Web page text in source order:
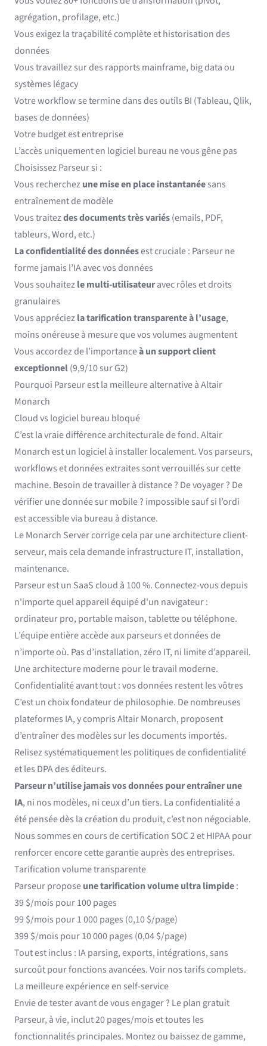
agrégation, profilage, etc.)
Vous exigez la traçabilité complète et historisation des
données
Vous travaillez sur des rapports mainframe, big data ou
systèmes légacy
Votre workflow se termine dans des outils BI (Tableau, Qlik,
bases de données)
Votre budget est entreprise
L’accès uniquement en logiciel bureau ne vous gêne pas
Choisissez Parseur si :
Vous recherchezune mise en place instantanéesans
entraînement de modèle
Vous traitezdes documents très variés(emails, PDF,
tableurs, Word, etc.)
La confidentialité des donnéesest cruciale : Parseur ne
forme jamais l’IA avec vos données
Vous souhaitezle multi-utilisateuravec rôles et droits
granulaires
Vous appréciezla tarification transparente à l’usage,
moins onéreuse à mesure que vos volumes augmentent
Vous accordez de l’importanceà un support client
exceptionnel(9,9/10 sur G2)
Pourquoi Parseur est la meilleure alternative à Altair
Monarch
Cloud vs logiciel bureau bloqué
C’est la vraie différence architecturale de fond. Altair
Monarch est un logiciel à installer localement. Vos parseurs,
workflows et données extraites sont verrouillés sur cette
machine. Besoin de travailler à distance ? De voyager ? De
vérifier une donnée sur mobile ? impossible sauf si l’ordi
est accessible via bureau à distance.
Le Monarch Server corrige cela par une architecture client-
serveur, mais cela demande infrastructure IT, installation,
maintenance.
Parseur est un SaaS cloud à 100 %. Connectez-vous depuis
n'importe quel appareil équipé d'un navigateur :
ordinateur pro, portable maison, tablette ou téléphone.
L’équipe entière accède aux parseurs et données de
n’importe où. Pas d’installation, zéro IT, ni limite d’appareil.
Une architecture moderne pour le travail moderne.
Confidentialité avant tout : vos données restent les vôtres
C’est un choix fondateur de philosophie. De nombreuses
plateformes IA, y compris Altair Monarch, proposent
d’entraîner des modèles sur les documents importés.
Relisez systématiquement les politiques de confidentialité
et les DPA des éditeurs.
Parseur n’utilise jamais vos données pour entraîner une
IA, ni nos modèles, ni ceux d’un tiers. La confidentialité a
été pensée dès la création du produit, c’est non négociable.
Nous sommes en cours de certification SOC 2 et HIPAA pour
renforcer encore cette garantie auprès des entreprises.
Tarification volume transparente
Parseur proposeune tarification volume ultra limpide:
39 $/mois pour 100 pages
99 $/mois pour 1 000 pages (0,10 $/page)
399 $/mois pour 10 000 pages (0,04 $/page)
Tout est inclus : IA parsing, exports, intégrations, sans
surcoût pour fonctions avancées.Voir nos tarifs complets.
La meilleure expérience en self-service
Envie de tester avant de vous engager ? Le plan gratuit
Parseur, à vie, inclut 20 pages/mois et toutes les
fonctionnalités principales. Montez ou baissez de gamme,